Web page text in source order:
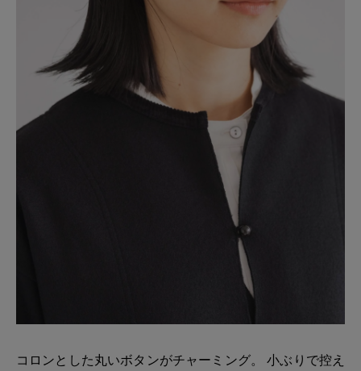
コロンとした丸いボタンがチャーミング。 小ぶりで控え